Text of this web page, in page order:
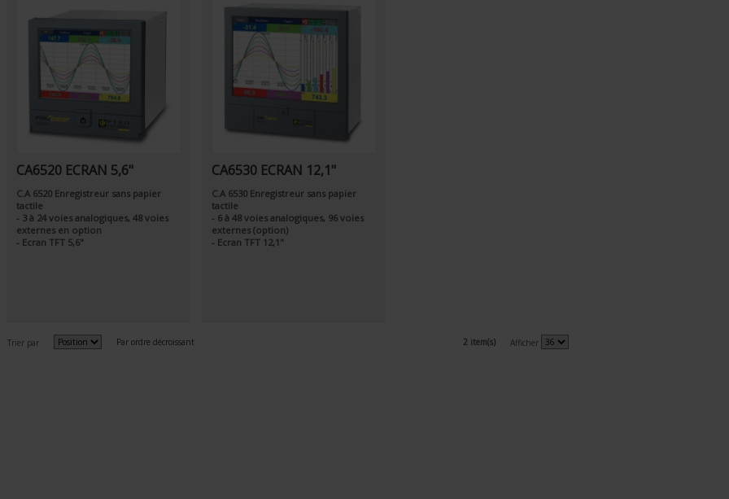
CA6520 ECRAN 5,6"
C.A 6520 Enregistreur sans papier
tactile
- 3 à 24 voies analogiques, 48 voies
externes en option
- Ecran TFT 5,6"
CA6530 ECRAN 12,1"
C.A 6530 Enregistreur sans papier
tactile
- 6 à 48 voies analogiques, 96 voies
externes (option)
- Ecran TFT 12,1"
Trier par Par ordre décroissant 2 item(s) Afficher